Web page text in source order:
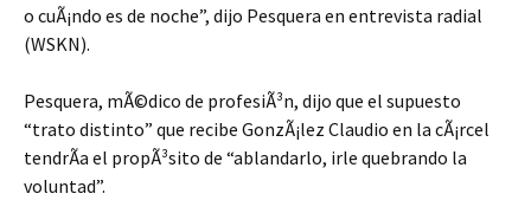
o cuÃ¡ndo es de noche”, dijo Pesquera en entrevista radial
(WSKN).
Pesquera, mÃ©dico de profesiÃ³n, dijo que el supuesto
“trato distinto” que recibe GonzÃ¡lez Claudio en la cÃ¡rcel
tendrÃ­a el propÃ³sito de “ablandarlo, irle quebrando la
voluntad”.